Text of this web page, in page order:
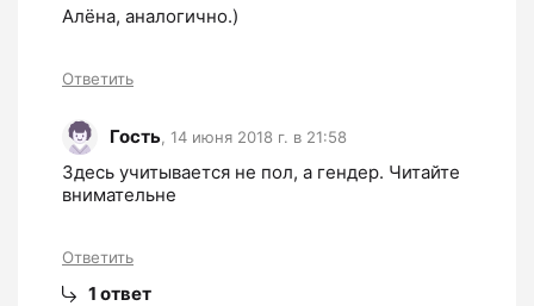
Алёна, аналогично.)
Ответить
Гость 14 июня 2018 г. в 21:58
Здесь учитывается не пол, а гендер. Читайте
внимательне
Ответить
1 ответ